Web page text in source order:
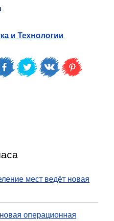
и Технологии
мест ведёт новая
операционная